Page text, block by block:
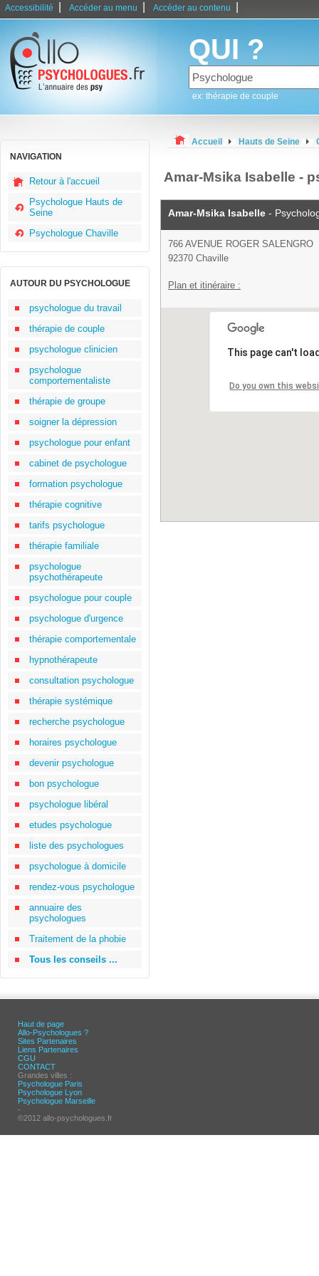
Accessibilité Accéder au menu Accéder au contenu
QUI ?
ex: thérapie de couple
NAVIGATION
Retour à l'accueil
Psychologue Hauts de
Seine
Psychologue Chaville
AUTOUR DU PSYCHOLOGUE
psychologue du travail
thérapie de couple
psychologue clinicien
psychologue
comportementaliste
thérapie de groupe
soigner la dépression
psychologue pour enfant
cabinet de psychologue
formation psychologue
thérapie cognitive
tarifs psychologue
thérapie familiale
psychologue
psychothérapeute
psychologue pour couple
psychologue d'urgence
thérapie comportementale
hypnothérapeute
consultation psychologue
thérapie systémique
recherche psychologue
horaires psychologue
devenir psychologue
bon psychologue
psychologue libéral
etudes psychologue
liste des psychologues
psychologue à domicile
rendez-vous psychologue
annuaire des
psychologues
Traitement de la phobie
Tous les conseils ...
Accueil Hauts de Seine
Amar-Msika Isabelle -
Amar-Msika Isabelle -
766 AVENUE ROGER SALENGRO
92370 Chaville
Plan et itinéraire :
This page can't
Do you own this
Haut de page
Allo-Psychologues ?
Sites Partenaires
Liens Partenaires
CGU
CONTACT
Grandes villes :
Psychologue Paris
Psychologue Lyon
Psychologue Marseille
-
©2012 allo-psychologues.fr